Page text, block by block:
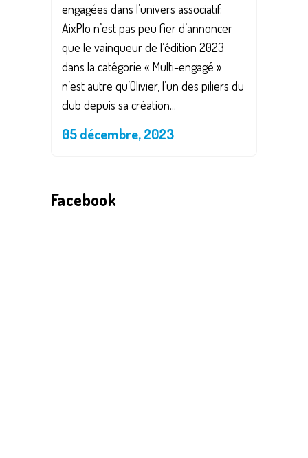
engagées dans l’univers associatif.
AixPlo n’est pas peu fier d’annoncer
que le vainqueur de l’édition 2023
dans la catégorie « Multi-engagé »
n’est autre qu’Olivier, l’un des piliers du
club depuis sa création...
05 décembre, 2023
Facebook